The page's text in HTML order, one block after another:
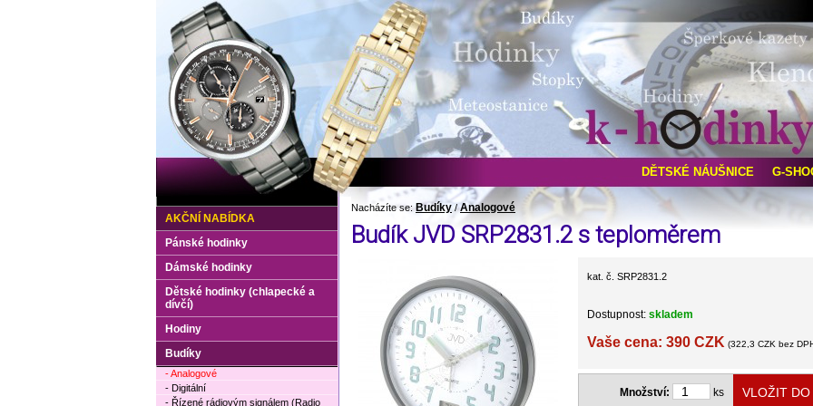
Nacházíte se: Budíky / Analogové
Budík JVD SRP2831.2 s teploměrem
kat. č. SRP2831.2
Dostupnost: skladem
Vaše cena: 390 CZK (322,3 CZK bez
Množství: ks
AKČNÍ NABÍDKA
Pánské hodinky
Dámské hodinky
Dětské hodinky (chlapecké a
dívčí)
Hodiny
Budíky
- Analogové
- Digitální
- Řízené rádiovým signálem (Radio
DĚTSKÉ NÁUŠNICE G-